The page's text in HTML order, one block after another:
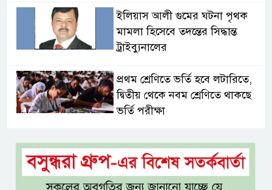
ইলিয়াস আলী গুমের ঘটনা পৃথক
মামলা হিসেবে তদন্তের সিদ্ধান্ত
ট্রাইব্যুনালের
প্রথম শ্রেণিতে ভর্তি হবে লটারিতে,
দ্বিতীয় থেকে নবম শ্রেণিতে থাকছে
ভর্তি পরীক্ষা
৫ শতাংশ মজুরি বৃদ্ধি প্রত্যাখ্যান,
নতুন মজুরি বোর্ড গঠনের দাবি চা
শ্রমিক ইউনিয়নের